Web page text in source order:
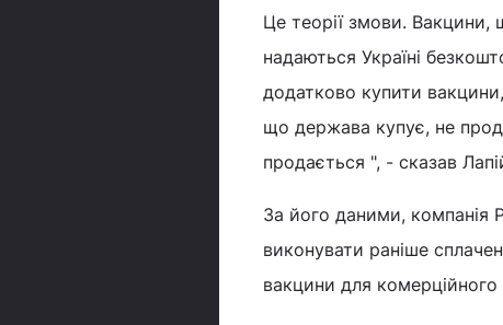
Це теорії змови. Вакцини,
надаються Україні
додатково купити
що держава купує, не
продається ", - сказав
За його даними, компанія
виконувати раніше
вакцини для